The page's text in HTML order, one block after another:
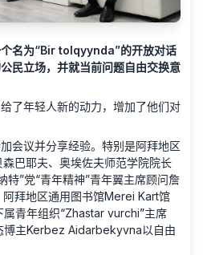
名为“Bir tolqyynda”的开放对话
民立场，并就当前问题自由交换意
了年轻人新的动力，增加了他们对
会议并分享经验。特别是阿拜地区
巴耶夫、奥埃佐夫师范学院院长
特”党“青年精神”青年翼主席顾问詹
阿拜地区通用图书馆Merei Kart馆
属青年组织“Zhastar vurchi”主席
主Kerbez Aidarbekyvna以自由